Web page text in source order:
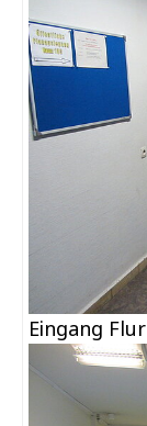
Eingang